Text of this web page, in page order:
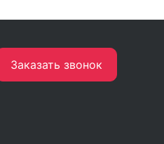
Заказать звонок